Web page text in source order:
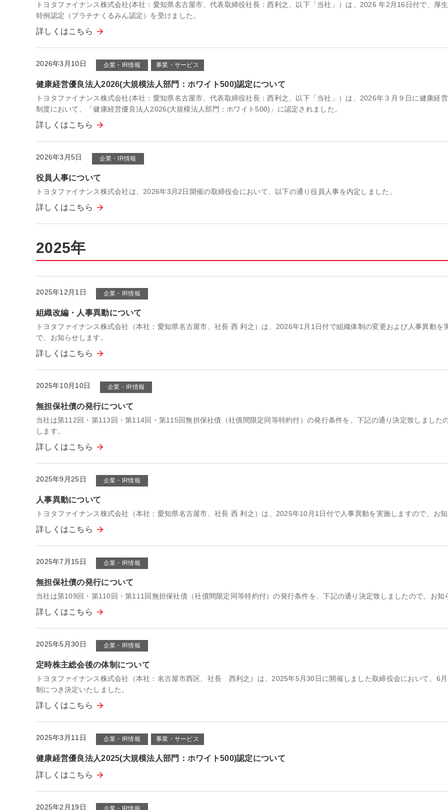
トヨタファイナンス株式会社(本社：愛知県名古屋市、代表取締役社長：西利之、以下「当社」）は、2026 年2月16日付で、厚
特例認定（プラチナくるみん認定）を受けました。
詳しくはこちら
2026年3月10日 企業・IR情報 事業・サービス
健康経営優良法人2026(大規模法人部門：ホワイト500)認定について
トヨタファイナンス株式会社(本社：愛知県名古屋市、代表取締役社長：西利之、以下「当社」）は、2026年３月９日に健康経
制度において、「健康経営優良法人2026(大規模法人部門：ホワイト500)」に認定されました。
詳しくはこちら
2026年3月5日 企業・IR情報
役員人事について
トヨタファイナンス株式会社は、2026年3月2日開催の取締役会において、以下の通り役員人事を内定しました。
詳しくはこちら
2025年
2025年12月1日 企業・IR情報
組織改編・人事異動について
トヨタファイナンス株式会社（本社：愛知県名古屋市、社長 西 利之）は、2026年1月1日付で組織体制の変更および人事異動を
で、お知らせします。
詳しくはこちら
2025年10月10日 企業・IR情報
無担保社債の発行について
当社は第112回・第113回・第114回・第115回無担保社債（社債間限定同等特約付）の発行条件を、下記の通り決定致しました
します。
詳しくはこちら
2025年9月25日 企業・IR情報
人事異動について
トヨタファイナンス株式会社（本社：愛知県名古屋市、社長 西 利之）は、2025年10月1日付で人事異動を実施しますので、お知
詳しくはこちら
2025年7月15日 企業・IR情報
無担保社債の発行について
当社は第109回・第110回・第111回無担保社債（社債間限定同等特約付）の発行条件を、下記の通り決定致しましたので、お知
詳しくはこちら
2025年5月30日 企業・IR情報
定時株主総会後の体制について
トヨタファイナンス株式会社（本社：名古屋市西区、社長 西利之）は、2025年5月30日に開催しました取締役会において、6
制につき決定いたしました。
詳しくはこちら
2025年3月11日 企業・IR情報 事業・サービス
健康経営優良法人2025(大規模法人部門：ホワイト500)認定について
詳しくはこちら
2025年2月19日 企業・IR情報